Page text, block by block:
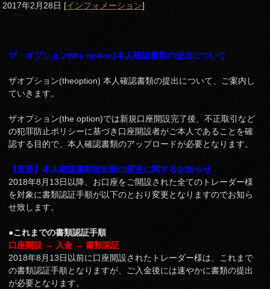
2017年2月28日[インフォメーション]
ザ・オプション(the option)本人確認書類の提出について
ザオプション(theoption) 本人確認書類の提出について、ご案内し
ていきます。
ザオプション(the option)では新規口座開設完了後、不正取引など
の犯罪防止ポリシーに基づき口座開設者がご本人であることを確
認する目的で、本人確認書類のアップロードが必要となります。
【重要】本人確認書類提出順の変更に関するお知らせ
2018年8月13日以降、お口座をご開設された全てのトレーダー様
を対象に書類認証手順が以下のとおり変更となりますのでお知ら
せ致します。
●これまでの書類認証手順
口座開設 → 入金 → 書類認証
2018年8月13日以前に口座開設されたトレーダー様は、これまで
の書類認証手順となりますが、ご入金後には速やかに書類の提出
が必要となります。